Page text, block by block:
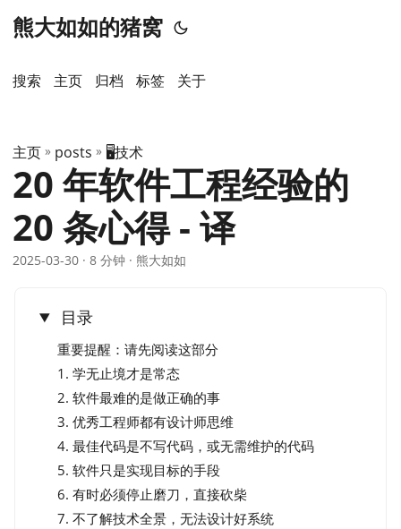
熊大如如的猪窝
搜索 主页 ️归档 标签 关于
主页 » posts » 🖥️技术
20 年软件工程经验的
20 条心得 - 译
2025-03-30 · 8 分钟 · 熊大如如
目录
重要提醒：请先阅读这部分
1. 学无止境才是常态
2. 软件最难的是做正确的事
3. 优秀工程师都有设计师思维
4. 最佳代码是不写代码，或无需维护的代码
5. 软件只是实现目标的手段
6. 有时必须停止磨刀，直接砍柴
7. 不了解技术全景，无法设计好系统